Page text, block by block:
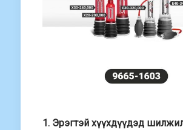
1. Эрэгтэй хүүхдүүдэд